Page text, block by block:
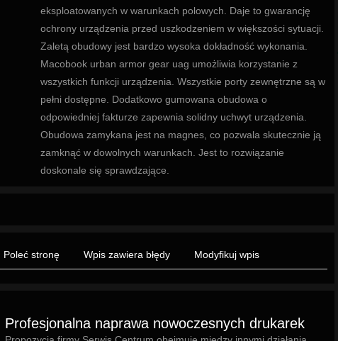
eksploatowanych w warunkach polowych. Daje to gwarancję
ochrony urządzenia przed uszkodzeniem w większości sytuacji.
Zaletą obudowy jest bardzo wysoka dokładność wykonania.
Macobook urban armor gear uag umożliwia korzystanie z
wszystkich funkcji urządzenia. Wszystkie porty zewnętrzne są w
pełni dostępne. Dodatkowo gumowana obudowa o
odpowiedniej fakturze zapewnia solidny uchwyt urządzenia.
Obudowa zamykana jest na magnes, co pozwala skutecznie ją
zamknąć w dowolnych warunkach. Jest to rozwiązanie
doskonale się sprawdzające.
Poleć stronę Wpis zawiera błędy Modyfikuj wpis
Profesjonalna naprawa nowoczesnych drukarek